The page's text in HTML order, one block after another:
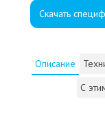
Скачать
Описание
С